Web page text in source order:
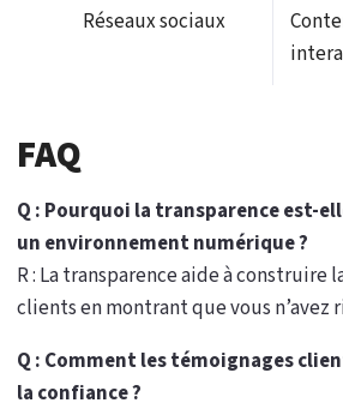
Réseaux sociaux
FAQ
Q : Pourquoi la transparence est-
un environnement numérique ?
R : La transparence aide à construire
clients en montrant que vous n’avez
Q : Comment les témoignages
la confiance ?